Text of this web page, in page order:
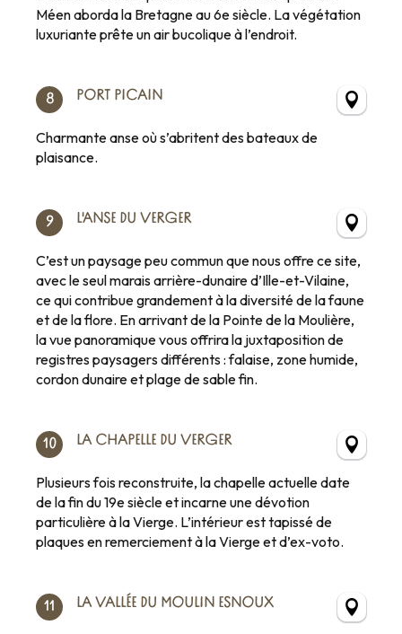
Méen aborda la Bretagne au 6e siècle. La végétation
luxuriante prête un air bucolique à l’endroit.
8 PORT PICAIN
Charmante anse où s’abritent des bateaux de
plaisance.
9 L'ANSE DU VERGER
C’est un paysage peu commun que nous offre ce site,
avec le seul marais arrière-dunaire d’Ille-et-Vilaine,
ce qui contribue grandement à la diversité de la faune
et de la flore. En arrivant de la Pointe de la Moulière,
la vue panoramique vous offrira la juxtaposition de
registres paysagers différents : falaise, zone humide,
cordon dunaire et plage de sable fin.
10 LA CHAPELLE DU VERGER
Plusieurs fois reconstruite, la chapelle actuelle date
de la fin du 19e siècle et incarne une dévotion
particulière à la Vierge. L’intérieur est tapissé de
plaques en remerciement à la Vierge et d’ex-voto.
11 LA VALLÉE DU MOULIN ESNOUX